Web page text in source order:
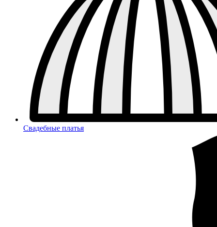
Свадебные платья